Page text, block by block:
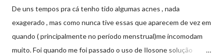
De uns tempos pra cá tenho tido algumas acnes , nada
exagerado , mas como nunca tive essas que aparecem de vez em
quando ( principalmente no período menstrual)me incomodam
muito. Foi quando me foi passado o uso de Ilosone solução